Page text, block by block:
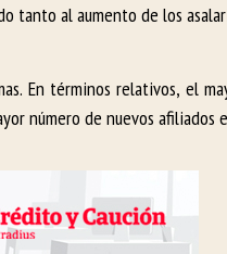
tanto al aumento de los
En términos relativos, el
número de nuevos afiliados